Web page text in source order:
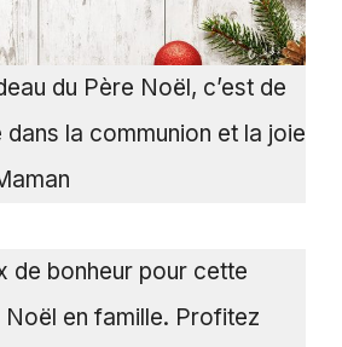
du Père Noël, c’est de
dans la communion et la joie
de bonheur pour cette
en famille. Profitez